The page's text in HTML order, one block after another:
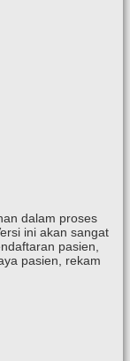
dalam proses
ini akan sangat
pasien,
pasien, rekam